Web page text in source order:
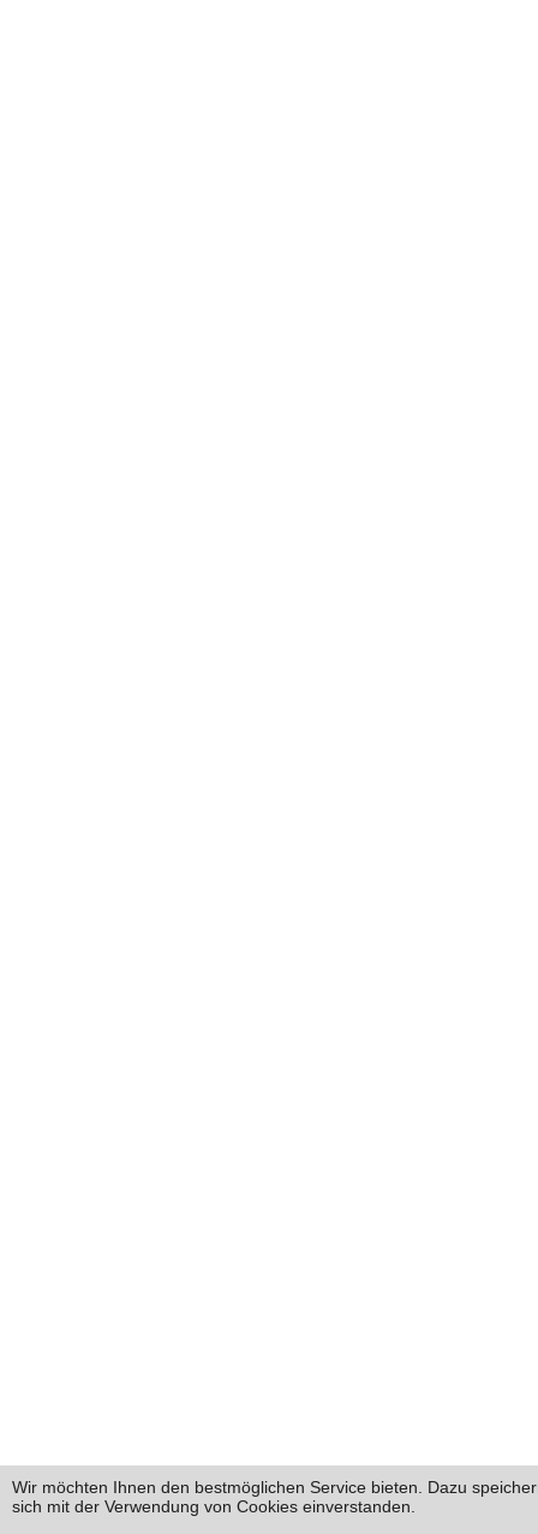
Wir möchten Ihnen den bestmöglichen Service bieten. Dazu
sich mit der Verwendung von Cookies einverstanden.